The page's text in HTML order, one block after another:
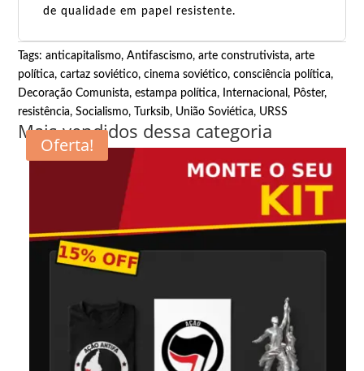
de qualidade em papel resistente.
Tags:anticapitalismo,Antifascismo,arte construtivista,arte
política,cartaz soviético,cinema soviético,consciência política,
Decoração Comunista,estampa política, Internacional, Pôster,
resistência,Socialismo,Turksib, União Soviética, URSS
Mais vendidos dessa categoria
Oferta!